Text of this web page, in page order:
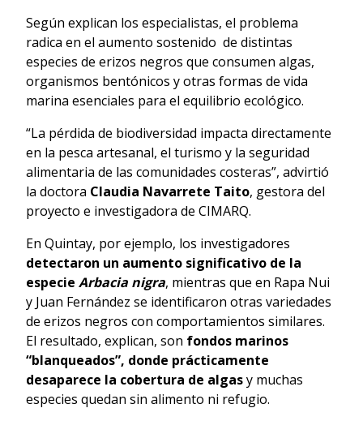
Según explican los especialistas, el problema
radica en el aumento sostenido de distintas
especies de erizos negros que consumen algas,
organismos bentónicos y otras formas de vida
marina esenciales para el equilibrio ecológico.
“La pérdida de biodiversidad impacta directamente
en la pesca artesanal, el turismo y la seguridad
alimentaria de las comunidades costeras”, advirtió
la doctora Claudia Navarrete Taito, gestora del
proyecto e investigadora de CIMARQ.
En Quintay, por ejemplo, los investigadores
detectaron un aumento significativo de la
especie Arbacia nigra, mientras que en Rapa Nui
y Juan Fernández se identificaron otras variedades
de erizos negros con comportamientos similares.
El resultado, explican, son fondos marinos
“blanqueados”, donde prácticamente
desaparece la cobertura de algasy muchas
especies quedan sin alimento ni refugio.